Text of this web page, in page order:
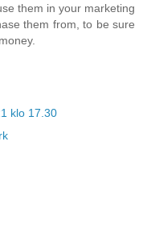
them in your marketing
them from, to be sure
klo 17.30